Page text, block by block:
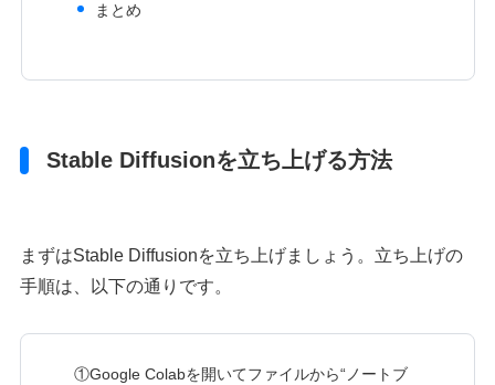
まとめ
Stable Diffusionを立ち上げる方法
まずはStable Diffusionを立ち上げましょう。立ち上げの
手順は、以下の通りです。
①Google Colabを開いてファイルから“ノートブ